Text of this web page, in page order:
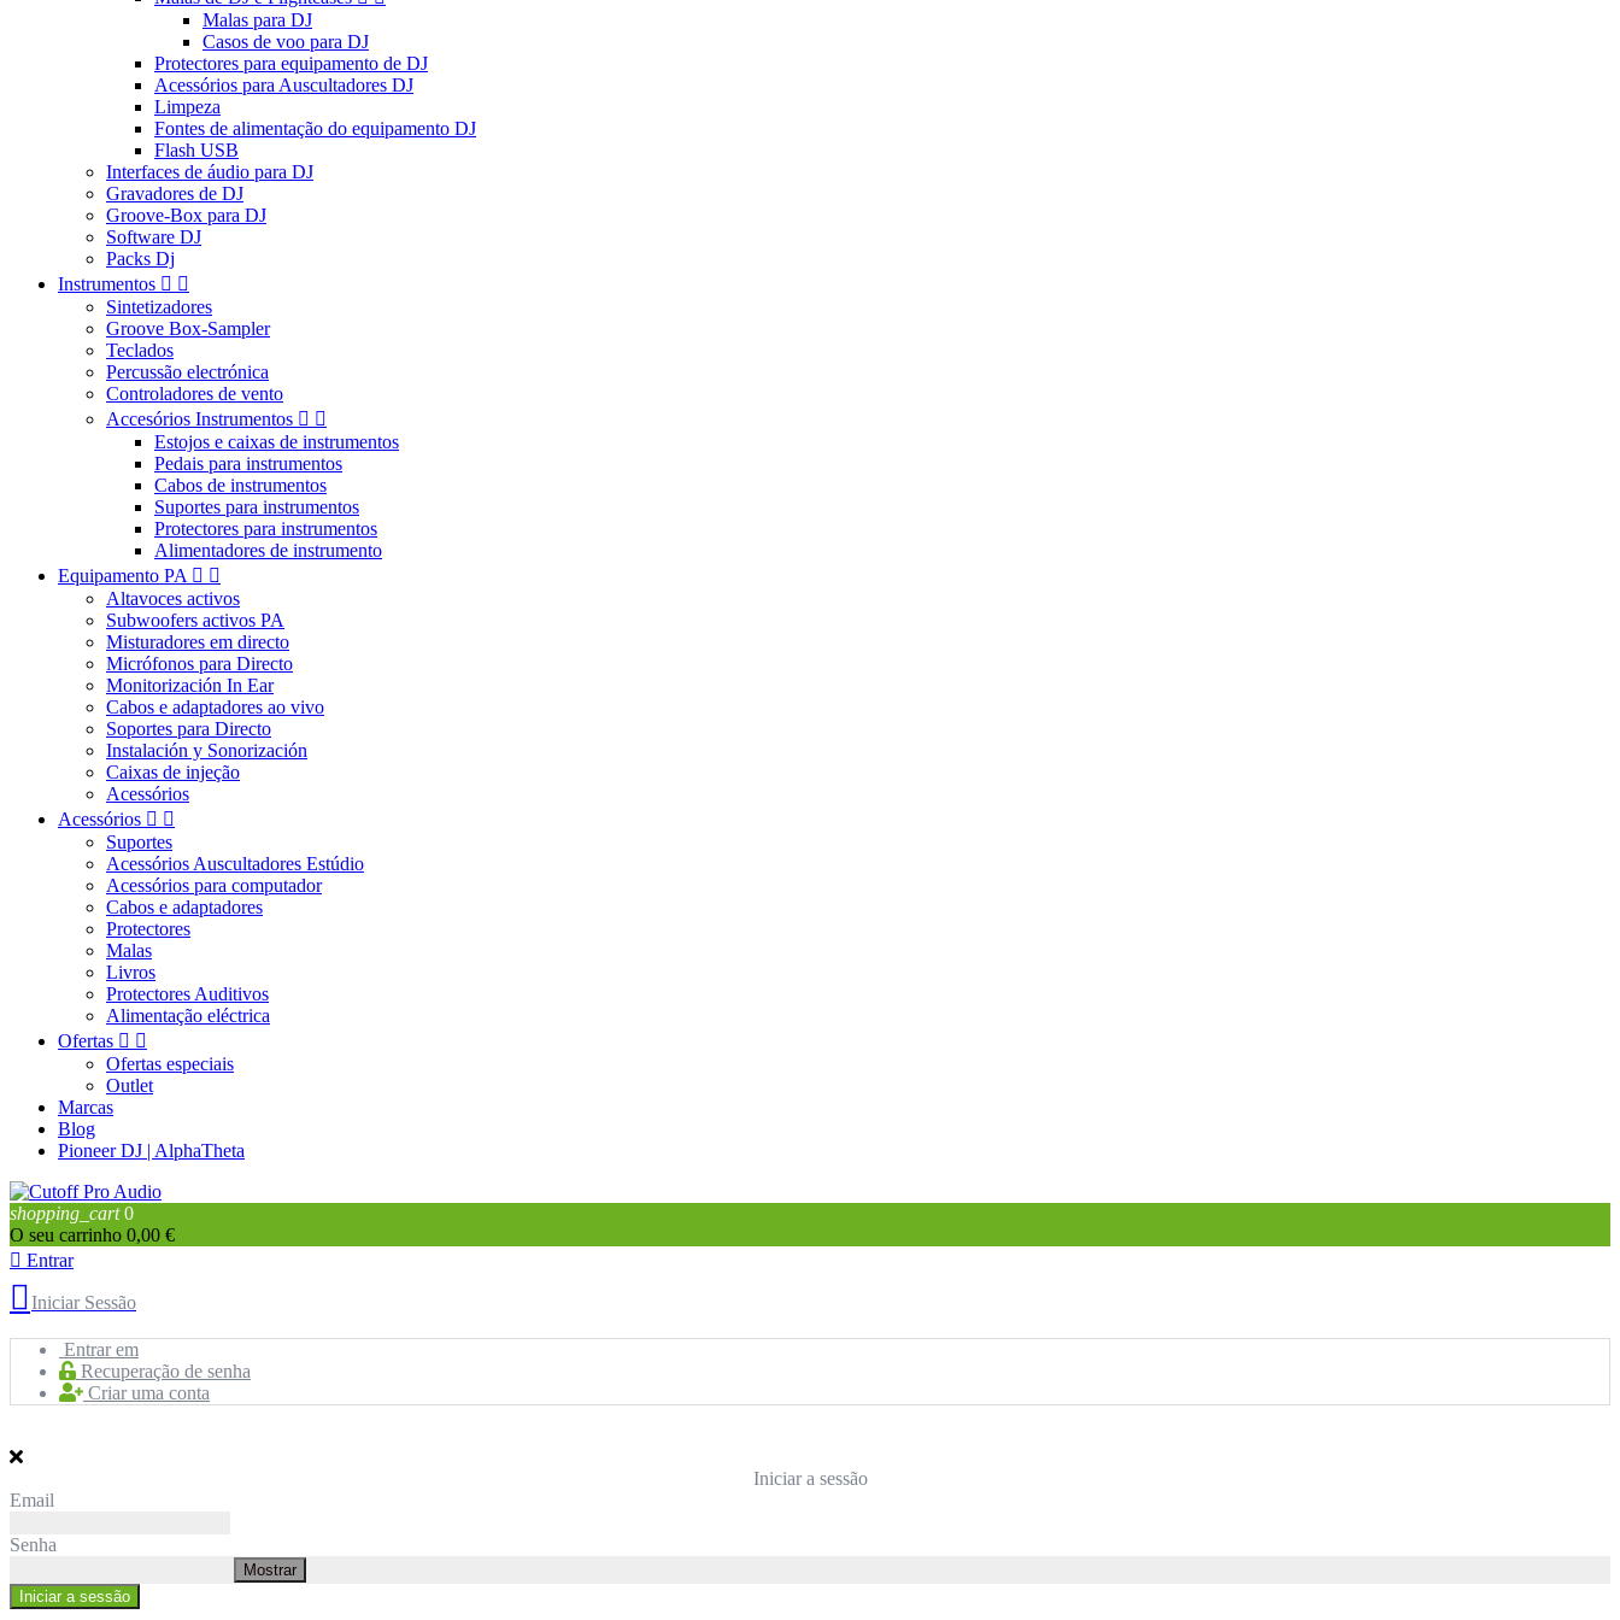
Malas para DJ
Casos de voo para DJ
Protectores para equipamento de DJ
Acessórios para Auscultadores DJ
Limpeza
Fontes de alimentação do equipamento DJ
Flash USB
Interfaces de áudio para DJ
Gravadores de DJ
Groove-Box para DJ
Software DJ
Packs Dj
Instrumentos  
Sintetizadores
Groove Box-Sampler
Teclados
Percussão electrónica
Controladores de vento
Accesórios Instrumentos  
Estojos e caixas de instrumentos
Pedais para instrumentos
Cabos de instrumentos
Suportes para instrumentos
Protectores para instrumentos
Alimentadores de instrumento
Equipamento PA  
Altavoces activos
Subwoofers activos PA
Misturadores em directo
Micrófonos para Directo
Monitorización In Ear
Cabos e adaptadores ao vivo
Soportes para Directo
Instalación y Sonorización
Caixas de injeção
Acessórios
Acessórios  
Suportes
Acessórios Auscultadores Estúdio
Acessórios para computador
Cabos e adaptadores
Protectores
Malas
Livros
Protectores Auditivos
Alimentação eléctrica
Ofertas  
Ofertas especiais
Outlet
Marcas
Blog
Pioneer DJ | AlphaTheta
shopping_cart 0
O seu carrinho 0,00 €
 Entrar
Iniciar Sessão
Entrar em
Recuperação de senha
Criar uma conta
Iniciar a sessão
Email
Senha
Mostrar
Iniciar a sessão